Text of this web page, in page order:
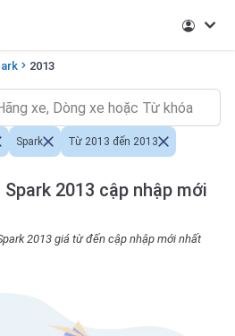
2013
2013 cập nhập mới
2013 giá từ đến cập nhập mới nhất
Spark Từ 2013 đến 2013